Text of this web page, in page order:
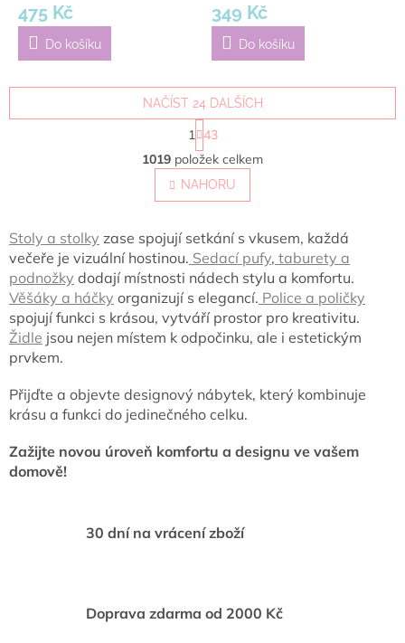
475 Kč
Do košíku
349 Kč
Do košíku
O
v
l
á
a
c
í
p
r
v
k
ý
p
s
u
NAČÍST 24 DALŠÍCH
S
t
r
á
n
k
v
á
n
í
1 43
1019 položek celkem
NAHORU
Stoly a stolky zase spojují setkání s vkusem, každá
večeře je vizuální hostinou. Sedací pufy, taburety a
podnožky dodají místnosti nádech stylu a komfortu.
Věšáky a háčky organizují s elegancí. Police a poličky
spojují funkci s krásou, vytváří prostor pro kreativitu.
Židle jsou nejen místem k odpočinku, ale i estetickým
prvkem.
Přijďte a objevte designový nábytek, který kombinuje
krásu a funkci do jedinečného celku.
Zažijte novou úroveň komfortu a designu ve vašem
domově!
30 dní na vrácení zboží
Doprava zdarma od 2000 Kč